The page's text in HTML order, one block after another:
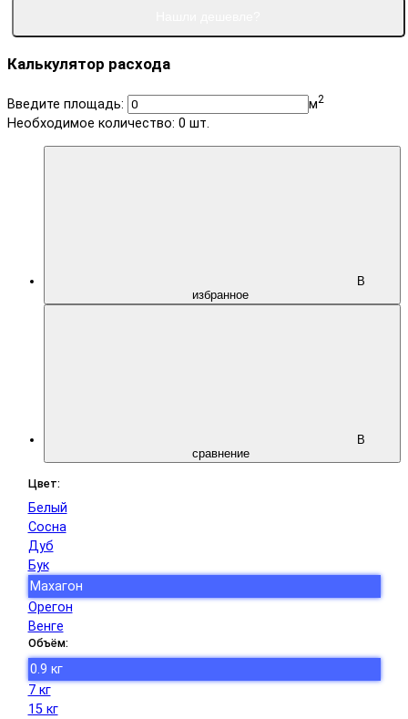
Калькулятор расхода
Введите площадь: м2
Необходимое количество: 0 шт.
В
избранное
В
сравнение
Цвет:
Белый
Соснa
Дуб
Бук
Махагон
Орегон
Венге
Объём:
0.9 кг
7 кг
15 кг